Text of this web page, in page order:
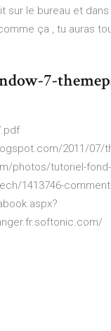
sur le bureau et dans
ça , tu auras
7-
2011/07/
photos/tutoriel-
1413746-